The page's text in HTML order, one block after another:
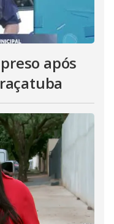
após